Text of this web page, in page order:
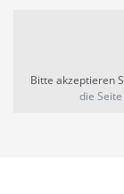
Bitte akzeptieren
die